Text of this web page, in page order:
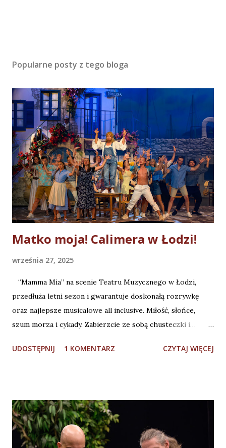
z
l
i
j
k
o
m
e
n
t
a
r
z
Popularne posty z tego bloga
Matko moja! Calimera w Łodzi!
września 27, 2025
“Mamma Mia” na scenie Teatru Muzycznego w Łodzi,
przedłuża letni sezon i gwarantuje doskonałą rozrywkę
oraz najlepsze musicalowe all inclusive. Miłość, słońce,
szum morza i cykady. Zabierzcie ze sobą chusteczki i…
wrażeniami po obejrzeniu musicalu “Mamma Mia” w
faktu ograniczę się do najważniejszych spostrzeżeń. Nie
mam wątpliwości, że “Mamma Mia” jest idealnym musicalem
“na pierwszy raz” z tym gatunkiem. Hity zespołu ABBA z
UDOSTĘPNIJ 1 KOMENTARZ CZYTAJ WIĘCEJ